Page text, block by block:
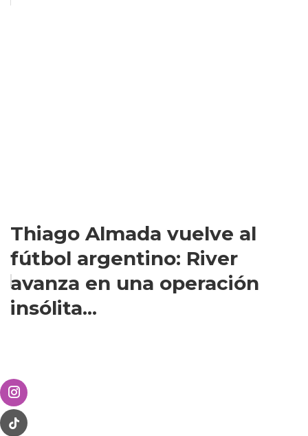
Thiago Almada vuelve al
fútbol argentino: River
avanza en una operación
insólita...